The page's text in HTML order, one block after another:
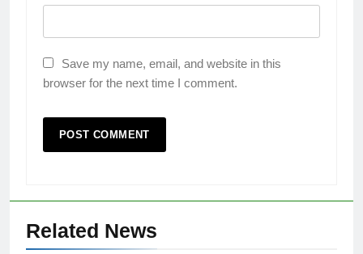
Save my name, email, and website in this
browser for the next time I comment.
Related News